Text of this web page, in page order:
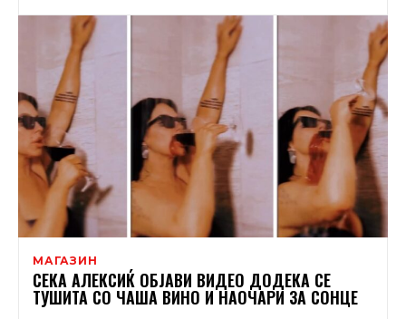
МАГАЗИН
СЕКА АЛЕКСИЌ ОБЈАВИ ВИДЕО ДОДЕКА СЕ
ТУШИТА СО ЧАША ВИНО И НАОЧАРИ ЗА СОНЦЕ